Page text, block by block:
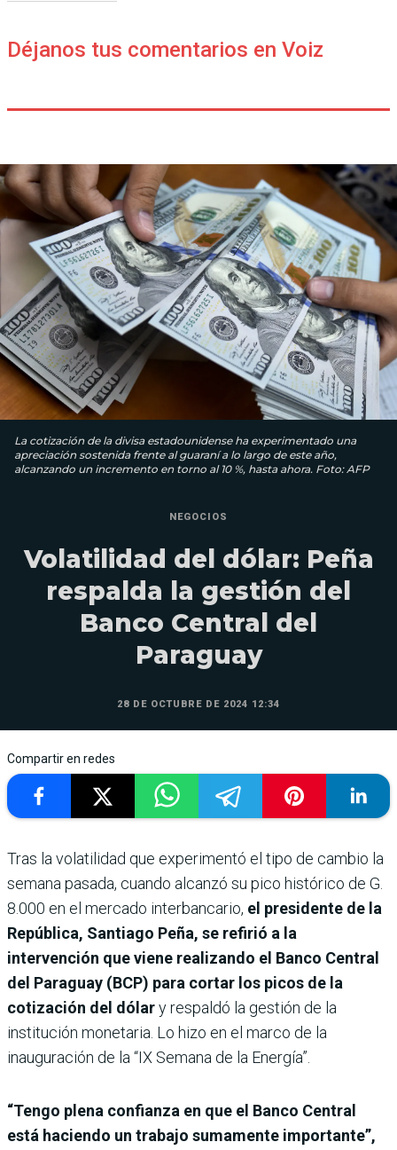
Déjanos tus comentarios en Voiz
La cotización de la divisa estadounidense ha experimentado una
apreciación sostenida frente al guaraní a lo largo de este año,
alcanzando un incremento en torno al 10 %, hasta ahora. Foto: AFP
NEGOCIOS
Volatilidad del dólar: Peña
respalda la gestión del
Banco Central del
Paraguay
28 DE OCTUBRE DE 2024 12:34
Compartir en redes
Tras la volatilidad que experimentó el tipo de cambio la
semana pasada, cuando alcanzó su pico histórico de G.
8.000 en el mercado interbancario, el presidente de la
República, Santiago Peña, se refirió a la
intervención que viene realizando el Banco Central
del Paraguay (BCP) para cortar los picos de la
cotización del dólary respaldó la gestión de la
institución monetaria. Lo hizo en el marco de la
inauguración de la “IX Semana de la Energía”.
“Tengo plena confianza en que el Banco Central
está haciendo un trabajo sumamente importante”,